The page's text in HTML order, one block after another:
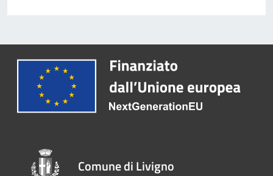
Comune di Livigno